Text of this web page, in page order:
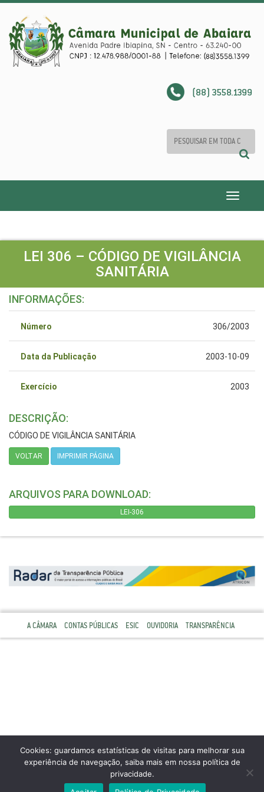
(88) 3558.1399
Toggle
LEI 306 – CÓDIGO DE VIGILÂNCIA
SANITÁRIA
INFORMAÇÕES:
Número 306/2003
Data da Publicação 2003-10-09
Exercício 2003
DESCRIÇÃO:
CÓDIGO DE VIGILÂNCIA SANITÁRIA
VOLTAR IMPRIMIR PÁGINA
ARQUIVOS PARA DOWNLOAD:
LEI-306
A CÂMARA CONTAS PÚBLICAS ESIC OUVIDORIA TRANSPARÊNCIA
Cookies: guardamos estatísticas de visitas para melhorar sua
experiência de navegação, saiba mais em nossa política de
privacidade.